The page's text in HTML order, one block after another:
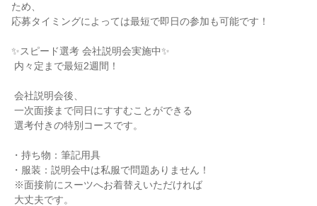
ため、
応募タイミングによっては最短で即日の参加も可能です！
✨スピード選考 会社説明会実施中✨
・持ち物：筆記用具
・服装：説明会中は私服で問題ありません！